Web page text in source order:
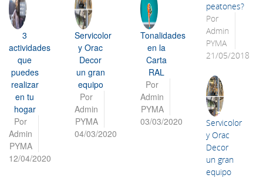
3
actividades
que
puedes
realizar
en tu
hogar
Por
Admin
PYMA
12/04/2020
Servicolor
y Orac
Decor
un gran
equipo
Por
Admin
PYMA
04/03/2020
Tonalidades
en la
Carta
RAL
Por
Admin
PYMA
03/03/2020
peatones?
Por
Admin
PYMA
21/05/2018
Servicolor
y Orac
Decor
un gran
equipo